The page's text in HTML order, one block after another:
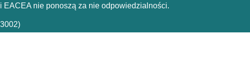
nie ponoszą za nie odpowiedzialności.